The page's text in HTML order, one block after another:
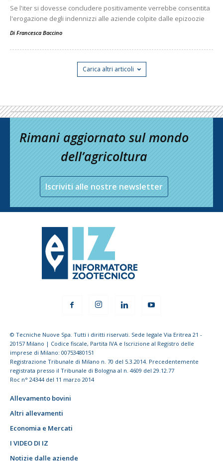
Se l'iter si dovesse concludere positivamente verrebbe consentita
l'erogazione degli indennizzi alle aziende colpite dalle epizoozie
Di Francesca Baccino
Carica altri articoli
Rimani aggiornato sul mondo
dell’agricoltura
Iscriviti alle nostre newsletter
© Tecniche Nuove Spa. Tutti i diritti riservati. Sede legale Via Eritrea 21 -
20157 Milano | Codice fiscale, Partita IVA e Iscrizione al Registro delle
imprese di Milano: 00753480151
Registrazione Tribunale di Milano n. 70 del 5.3.2014. Precedentemente
registrata presso il Tribunale di Bologna al n. 4609 del 29.12.77
Roc n° 24344 del 11 marzo 2014
Allevamento bovini
Altri allevamenti
Economia e Mercati
I VIDEO DI IZ
Notizie dalle aziende